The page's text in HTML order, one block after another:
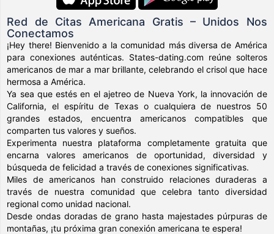
Red de Citas Americana Gratis – Unidos Nos
Conectamos
¡Hey there! Bienvenido a la comunidad más diversa de América
para conexiones auténticas. States-dating.com reúne solteros
americanos de mar a mar brillante, celebrando el crisol que hace
hermosa a América.
Ya sea que estés en el ajetreo de Nueva York, la innovación de
California, el espíritu de Texas o cualquiera de nuestros 50
grandes estados, encuentra americanos compatibles que
comparten tus valores y sueños.
Experimenta nuestra plataforma completamente gratuita que
encarna valores americanos de oportunidad, diversidad y
búsqueda de felicidad a través de conexiones significativas.
Miles de americanos han construido relaciones duraderas a
través de nuestra comunidad que celebra tanto diversidad
regional como unidad nacional.
Desde ondas doradas de grano hasta majestades púrpuras de
montañas, ¡tu próxima gran conexión americana te espera!